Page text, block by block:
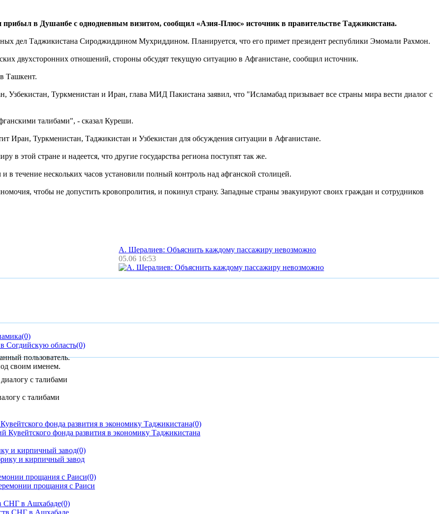
в Душанбе с однодневным визитом, сообщил «Азия-Плюс» источник в правительстве Таджикистана.
дел Таджикистана Сироджиддином Мухриддином. Планируется, что его примет президент республики Эмомали Рахмон.
двухсторонних отношений, стороны обсудят текущую ситуацию в Афганистане, сообщил источник.
Ташкент.
Узбекистан, Туркменистан и Иран, глава МИД Пакистана заявил, что "Исламабад призывает все страны мира вести диалог с
талибами", - сказал Куреши.
Иран, Туркменистан, Таджикистан и Узбекистан для обсуждения ситуации в Афганистане.
в этой стране и надеется, что другие государства региона поступят так же.
течение нескольких часов установили полный контроль над афганской столицей.
чтобы не допустить кровопролития, и покинул страну. Западные страны эвакуируют своих граждан и сотрудников
А. Шералиев: Объяснить каждому пассажиру невозможно
05.06 16:53
(0)
Согдийскую область(0)
пользователь.
своим именем.
с талибами
фонда развития в экономику Таджикистана(0)
и кирпичный завод(0)
прощания с Раиси(0)
СНГ в Ашхабаде(0)